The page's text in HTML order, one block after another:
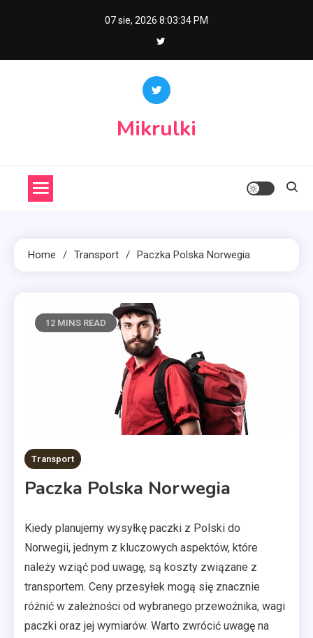
07 sie, 2026 8:03:35 PM
Mikrulki
Home Transport Paczka Polska Norwegia
12 MINS READ
Transport
Paczka Polska Norwegia
Kiedy planujemy wysyłkę paczki z Polski do
Norwegii, jednym z kluczowych aspektów, które
należy wziąć pod uwagę, są koszty związane z
transportem. Ceny przesyłek mogą się znacznie
różnić w zależności od wybranego przewoźnika, wagi
paczki oraz jej wymiarów. Warto zwrócić uwagę na